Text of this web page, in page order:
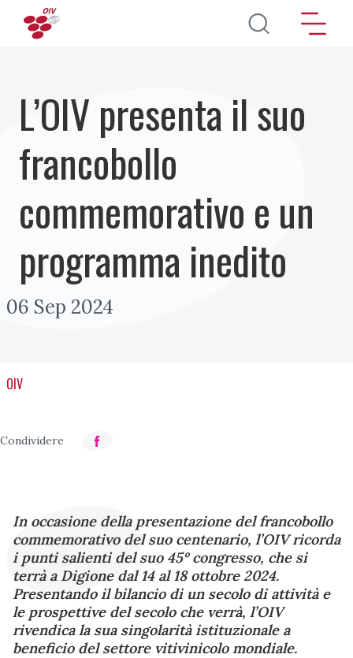
Salta al contenuto principale
L’OIV presenta il suo
francobollo
commemorativo e un
programma inedito
06 Sep 2024
OIV
In occasione della presentazione del francobollo
commemorativo del suo centenario, l’OIV ricorda
i punti salienti del suo 45º congresso, che si
terrà a Digione dal 14 al 18 ottobre 2024.
Presentando il bilancio di un secolo di attività e
le prospettive del secolo che verrà, l’OIV
rivendica la sua singolarità istituzionale a
beneficio del settore vitivinicolo mondiale.